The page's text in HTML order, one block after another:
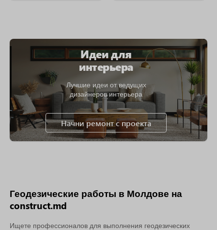
Идеи для
интерьера
Лучшие идеи от ведущих
дизайнеров интерьера
Начни ремонт с проекта
Геодезические работы в Молдове на
construct.md
Ищете профессионалов для выполнения геодезических